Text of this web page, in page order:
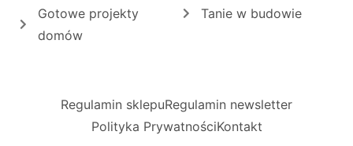
Gotowe projekty
domów
Tanie w budowie
Regulamin sklepuRegulamin newsletter
Polityka PrywatnościKontakt